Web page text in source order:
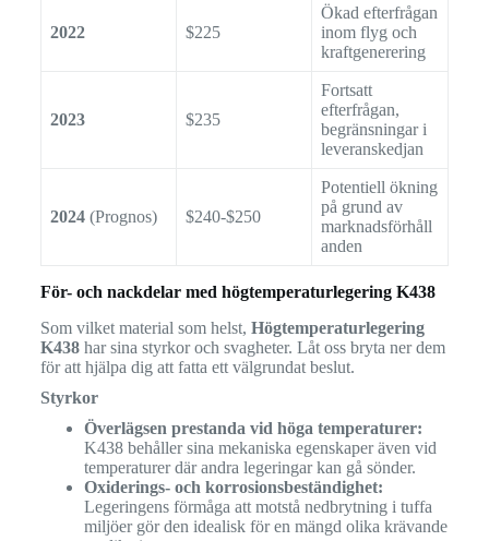
2022 $225
Ökad efterfrågan
inom flyg och
kraftgenerering
2023 $235
Fortsatt
efterfrågan,
begränsningar i
leveranskedjan
2024(Prognos) $240-$250
Potentiell ökning
på grund av
marknadsförhåll
anden
För- och nackdelar med högtemperaturlegering K438
Som vilket material som helst, Högtemperaturlegering
K438har sina styrkor och svagheter. Låt oss bryta ner dem
för att hjälpa dig att fatta ett välgrundat beslut.
Styrkor
Överlägsen prestanda vid höga temperaturer:
K438 behåller sina mekaniska egenskaper även vid
temperaturer där andra legeringar kan gå sönder.
Oxiderings- och korrosionsbeständighet:
Legeringens förmåga att motstå nedbrytning i tuffa
miljöer gör den idealisk för en mängd olika krävande